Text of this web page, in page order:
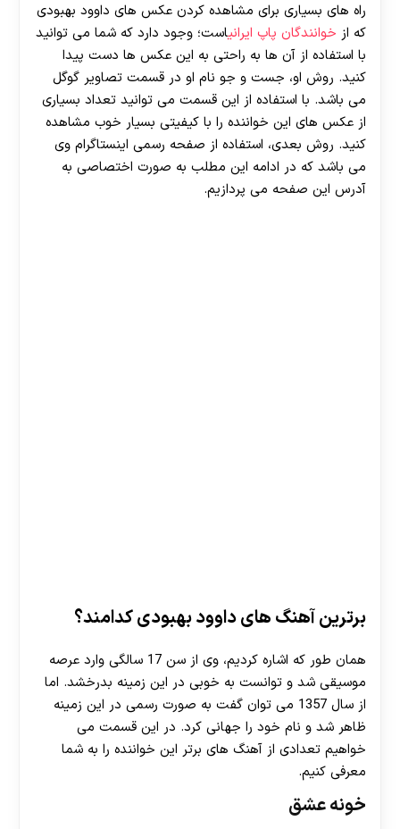
راه های بسیاری برای مشاهده کردن عکس های داوود بهبودی
که از خوانندگان پاپ ایرانیاست؛ وجود دارد که شما می توانید
با استفاده از آن ها به راحتی به این عکس ها دست پیدا
کنید. روش او، جست و جو نام او در قسمت تصاویر گوگل
می باشد. با استفاده از این قسمت می توانید تعداد بسیاری
از عکس های این خواننده را با کیفیتی بسیار خوب مشاهده
کنید. روش بعدی، استفاده از صفحه رسمی اینستاگرام وی
می باشد که در ادامه این مطلب به صورت اختصاصی به
آدرس این صفحه می پردازیم.
برترین آهنگ های داوود بهبودی کدامند؟
همان طور که اشاره کردیم، وی از سن 17 سالگی وارد عرصه
موسیقی شد و توانست به خوبی در این زمینه بدرخشد. اما
از سال 1357 می توان گفت به صورت رسمی در این زمینه
ظاهر شد و نام خود را جهانی کرد. در این قسمت می
خواهیم تعدادی از آهنگ های برتر این خواننده را به شما
معرفی کنیم.
خونه عشق